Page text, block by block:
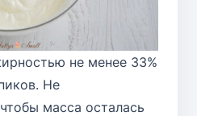
не менее 33%
Не
масса осталась